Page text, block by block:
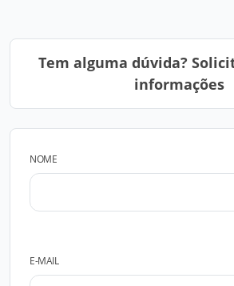
Tem alguma dúvida?
informações
NOME
E-MAIL